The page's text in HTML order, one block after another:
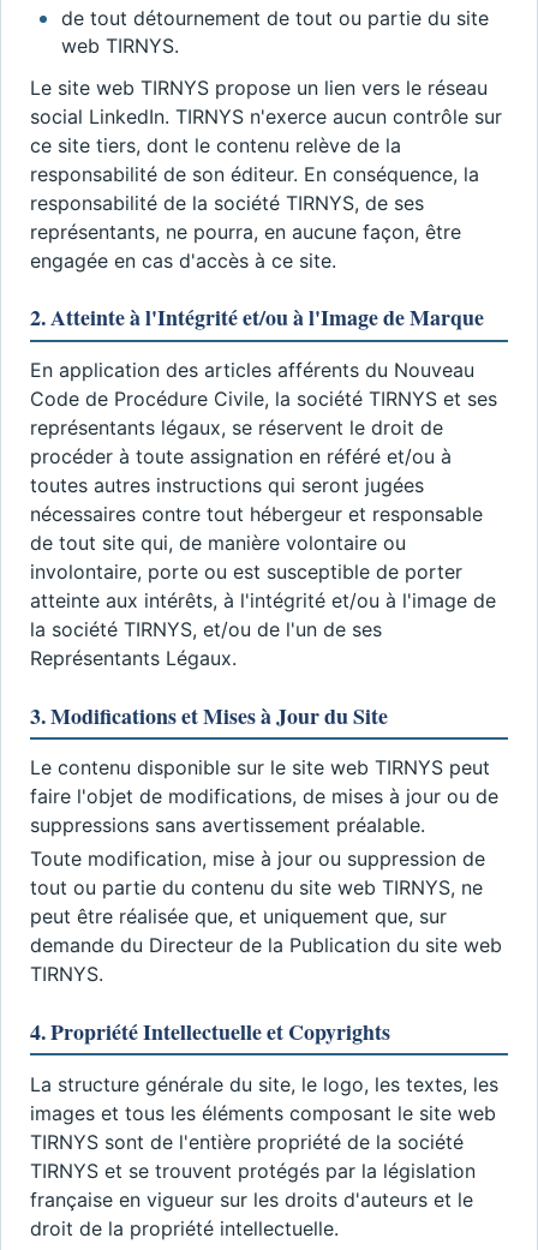
de tout détournement de tout ou partie du site
web TIRNYS.
Le site web TIRNYS propose un lien vers le réseau
social LinkedIn. TIRNYS n'exerce aucun contrôle sur
ce site tiers, dont le contenu relève de la
responsabilité de son éditeur. En conséquence, la
responsabilité de la société TIRNYS, de ses
représentants, ne pourra, en aucune façon, être
engagée en cas d'accès à ce site.
2. Atteinte à l'Intégrité et/ou à l'Image de Marque
En application des articles afférents du Nouveau
Code de Procédure Civile, la société TIRNYS et ses
représentants légaux, se réservent le droit de
procéder à toute assignation en référé et/ou à
toutes autres instructions qui seront jugées
nécessaires contre tout hébergeur et responsable
de tout site qui, de manière volontaire ou
involontaire, porte ou est susceptible de porter
atteinte aux intérêts, à l'intégrité et/ou à l'image de
la société TIRNYS, et/ou de l'un de ses
Représentants Légaux.
3. Modifications et Mises à Jour du Site
Le contenu disponible sur le site web TIRNYS peut
faire l'objet de modifications, de mises à jour ou de
suppressions sans avertissement préalable.
Toute modification, mise à jour ou suppression de
tout ou partie du contenu du site web TIRNYS, ne
peut être réalisée que, et uniquement que, sur
demande du Directeur de la Publication du site web
TIRNYS.
4. Propriété Intellectuelle et Copyrights
La structure générale du site, le logo, les textes, les
images et tous les éléments composant le site web
TIRNYS sont de l'entière propriété de la société
TIRNYS et se trouvent protégés par la législation
française en vigueur sur les droits d'auteurs et le
droit de la propriété intellectuelle.